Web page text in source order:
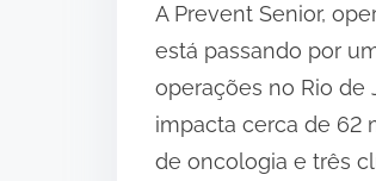
A Prevent Senior,
está passando por
operações no Rio de
impacta cerca de 62
de oncologia e três